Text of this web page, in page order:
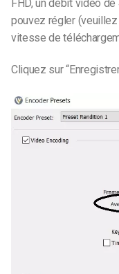
FHD, un débit vidéo
pouvez régler
vitesse de
Cliquez sur